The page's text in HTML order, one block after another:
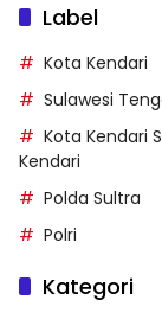
Label
Kota Kendari
Sulawesi
Kota Kendari
Kendari
Polda Sultra
Polri
Kategori